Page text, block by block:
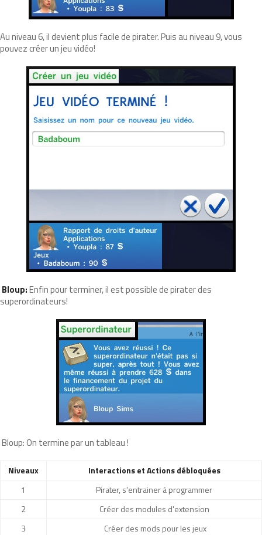
Au niveau 6, il devient plus facile de pirater. Puis au niveau 9, vous
pouvez créer un jeu vidéo!
Bloup:Enfin pour terminer, il est possible de pirater des
superordinateurs!
Bloup: On termine par un tableau !
Niveaux
Interactions et Actions débloquées
1
Pirater, s'entrainer à programmer
2
Créer des modules d'extension
3
Créer des mods pour les jeux